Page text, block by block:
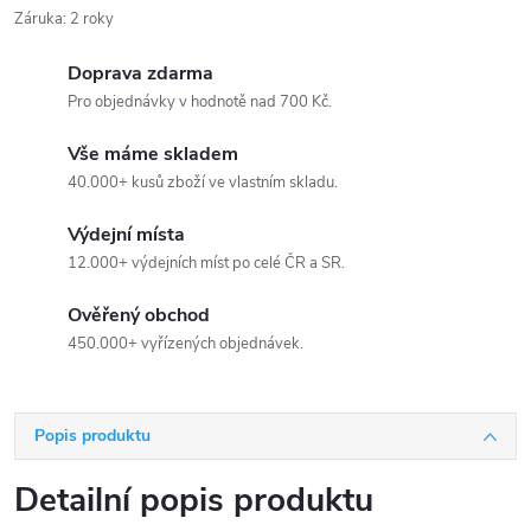
Záruka: 2 roky
Doprava zdarma
Pro objednávky v hodnotě nad 700 Kč.
Vše máme skladem
40.000+ kusů zboží ve vlastním skladu.
Výdejní místa
12.000+ výdejních míst po celé ČR a SR.
Ověřený obchod
450.000+ vyřízených objednávek.
Popis produktu
Detailní popis produktu